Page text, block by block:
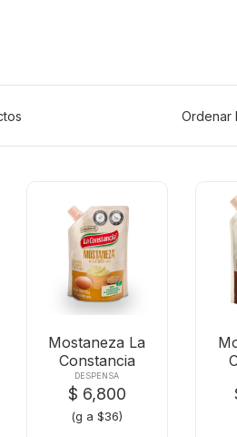
Ordenar
Mostaneza La
Constancia
Ajox190g
DESPENSA
$ 6,800
(g a $36)